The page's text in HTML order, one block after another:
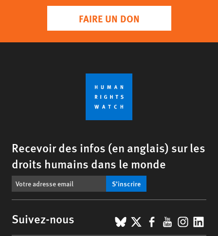
FAIRE UN DON
Recevoir des infos (en anglais) sur les
droits humains dans le monde
S’inscrire
Suivez-nous BlueSky
X Facebook
YouTube